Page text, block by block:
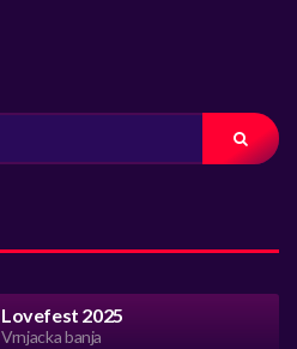
Lovefest 2025
Vrnjacka banja